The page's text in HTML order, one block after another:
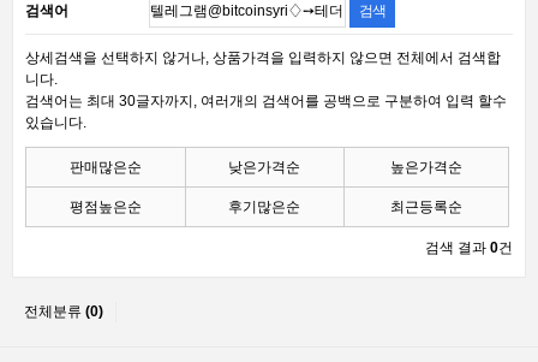
검색어
상세검색을 선택하지 않거나, 상품가격을 입력하지 않으면 전체에서 검색합
니다.
검색어는 최대 30글자까지, 여러개의 검색어를 공백으로 구분하여 입력 할수
있습니다.
판매많은순 낮은가격순 높은가격순
평점높은순 후기많은순 최근등록순
검색 결과 0건
전체분류 (0)